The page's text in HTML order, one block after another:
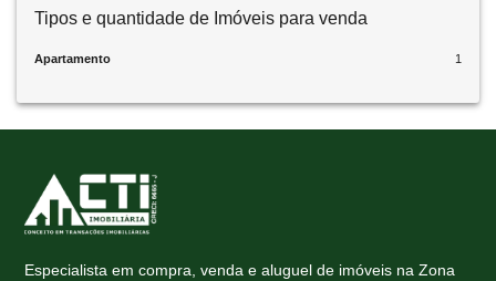
Tipos e quantidade de Imóveis para venda
Apartamento 1
Especialista em compra, venda e aluguel de imóveis na Zona